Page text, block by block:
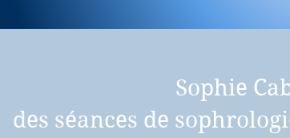
Sophie
des séances de